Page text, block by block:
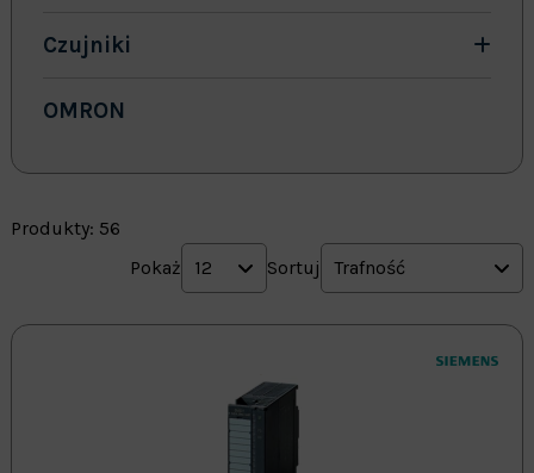
Produkty: 56
Pokaż
12 Sortuj Trafność
Czujniki
OMRON